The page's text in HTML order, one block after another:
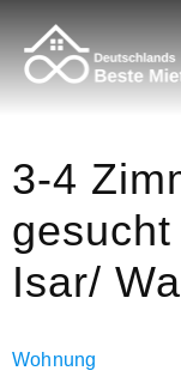
3-4
Isar/
Wohnung